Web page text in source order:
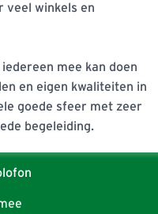
veel winkels en
mee kan doen
en eigen kwaliteiten in
goede sfeer met zeer
begeleiding.
je jouw
en door onderzoek
kunstzinnige en